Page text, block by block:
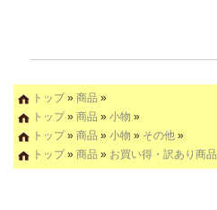
トップ» 商品 »
トップ» 商品 » 小物 »
トップ» 商品 » 小物 » その他 »
トップ» 商品 » お買い得・訳あり商品